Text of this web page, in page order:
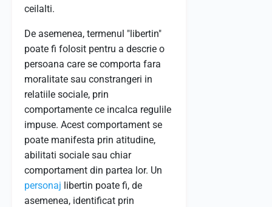
ceilalti.
De asemenea, termenul "libertin"
poate fi folosit pentru a descrie o
persoana care se comporta fara
moralitate sau constrangeri in
relatiile sociale, prin
comportamente ce incalca regulile
impuse. Acest comportament se
poate manifesta prin atitudine,
abilitati sociale sau chiar
comportament din partea lor. Un
personaj libertin poate fi, de
asemenea, identificat prin